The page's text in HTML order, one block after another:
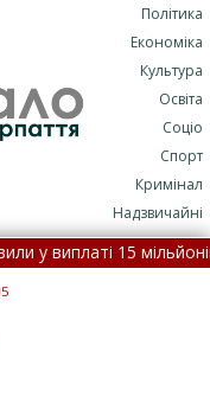
Політика
Економіка
Культура
Освіта
Соціо
Спорт
Кримінал
Надзвичайні
15 мільйонів •
потонув • 5 серпня: це